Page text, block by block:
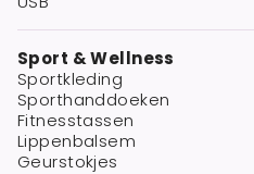
Sport & Wellness
Sportkleding
Sporthanddoeken
Fitnesstassen
Lippenbalsem
Geurstokjes